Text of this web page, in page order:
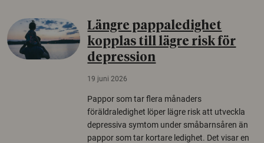
Längre pappaledighet
kopplas till lägre risk för
depression
19 juni 2026
Pappor som tar flera månaders
föräldraledighet löper lägre risk att utveckla
depressiva symtom under småbarnsåren än
pappor som tar kortare ledighet. Det visar en